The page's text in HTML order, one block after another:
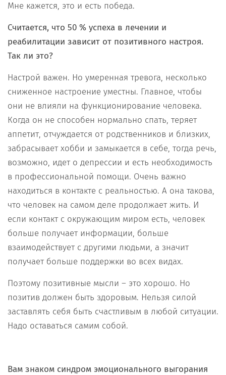
Мне кажется, это и есть победа.
Считается, что 50 % успеха в лечении и
реабилитации зависит от позитивного настроя.
Так ли это?
Настрой важен. Но умеренная тревога, несколько
сниженное настроение уместны. Главное, чтобы
они не влияли на функционирование человека.
Когда он не способен нормально спать, теряет
аппетит, отчуждается от родственников и близких,
забрасывает хобби и замыкается в себе, тогда речь,
возможно, идет о депрессии и есть необходимость
в профессиональной помощи. Очень важно
находиться в контакте с реальностью. А она такова,
что человек на самом деле продолжает жить. И
если контакт с окружающим миром есть, человек
больше получает информации, больше
взаимодействует с другими людьми, а значит
получает больше поддержки во всех видах.
Поэтому позитивные мысли – это хорошо. Но
позитив должен быть здоровым. Нельзя силой
заставлять себя быть счастливым в любой ситуации.
Надо оставаться самим собой.
Вам знаком синдром эмоционального выгорания